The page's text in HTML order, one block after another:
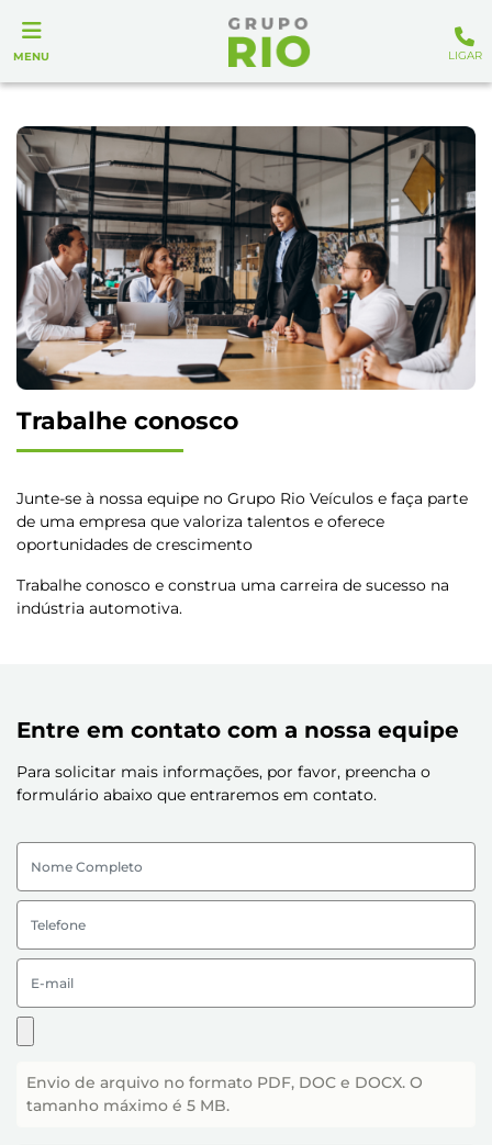
MENU LIGAR
Trabalhe conosco
Junte-se à nossa equipe no Grupo Rio Veículos e faça parte
de uma empresa que valoriza talentos e oferece
oportunidades de crescimento
Trabalhe conosco e construa uma carreira de sucesso na
indústria automotiva.
Entre em contato com a nossa equipe
Para solicitar mais informações, por favor, preencha o
formulário abaixo que entraremos em contato.
Envio de arquivo no formato PDF, DOC e DOCX. O
tamanho máximo é 5 MB.